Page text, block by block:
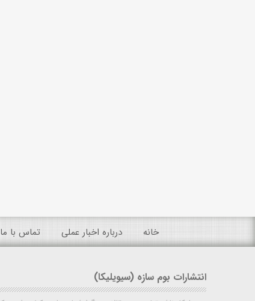
خانه درباره اخبار عملی تماس با ما
انتشارات بوم سازه (سیویلیکا)